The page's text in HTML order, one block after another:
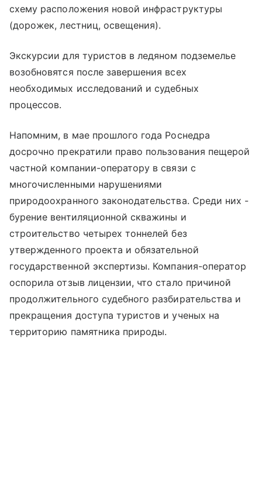
схему расположения новой инфраструктуры
(дорожек, лестниц, освещения).
Экскурсии для туристов в ледяном подземелье
возобновятся после завершения всех
необходимых исследований и судебных
процессов.
Напомним, в мае прошлого года Роснедра
досрочно прекратили право пользования пещерой
частной компании-оператору в связи с
многочисленными нарушениями
природоохранного законодательства. Среди них -
бурение вентиляционной скважины и
строительство четырех тоннелей без
утвержденного проекта и обязательной
государственной экспертизы. Компания-оператор
оспорила отзыв лицензии, что стало причиной
продолжительного судебного разбирательства и
прекращения доступа туристов и ученых на
территорию памятника природы.